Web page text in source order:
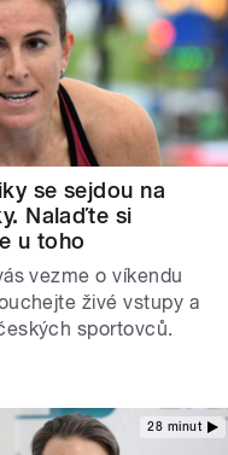
se sejdou na
Nalaďte si
u toho
vezme o víkendu
živé vstupy a
sportovců.
28 minut